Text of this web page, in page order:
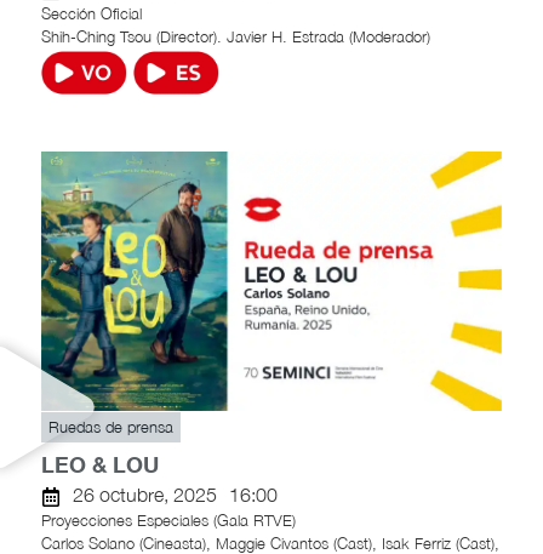
Sección Oficial
Shih-Ching Tsou (Director). Javier H. Estrada (Moderador)
Ruedas de prensa
LEO & LOU
26 octubre, 2025 16:00
Proyecciones Especiales (Gala RTVE)
Carlos Solano (Cineasta), Maggie Civantos (Cast), Isak Ferriz (Cast),